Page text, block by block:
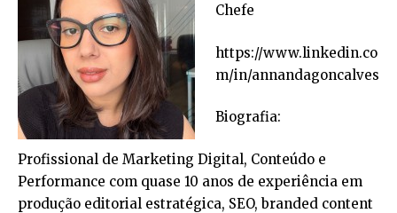
Chefe
https://www.linkedin.co
m/in/annandagoncalves
Biografia:
Profissional de Marketing Digital, Conteúdo e
Performance com quase 10 anos de experiência em
produção editorial estratégica, SEO, branded content